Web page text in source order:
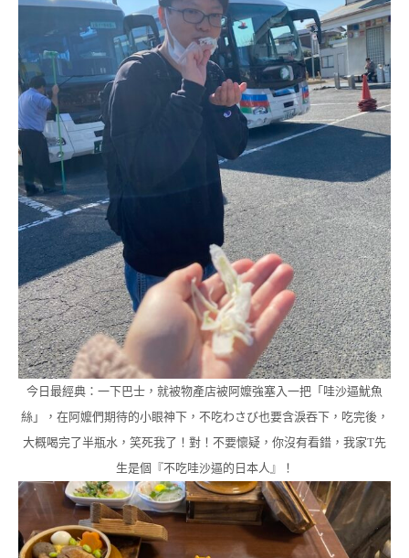
今日最經典：一下巴士，就被物產店被阿嬤強塞入一把「哇沙逼魷魚
絲」，在阿嬤們期待的小眼神下，不吃わさび也要含淚吞下，吃完後，
大概喝完了半瓶水，笑死我了！對！不要懷疑，你沒有看錯，我家T先
生是個『不吃哇沙逼的日本人』！